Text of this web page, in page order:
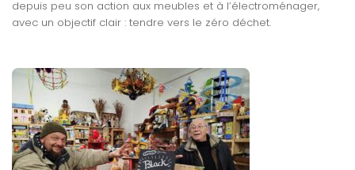
depuis peu son action aux meubles et à l’électroménager,
avec un objectif clair : tendre vers le zéro déchet.